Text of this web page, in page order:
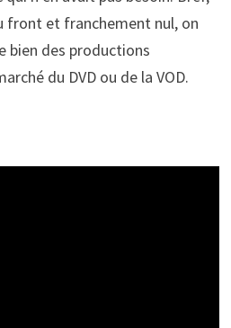
front et franchement nul, on
bien des productions
du DVD ou de la VOD.